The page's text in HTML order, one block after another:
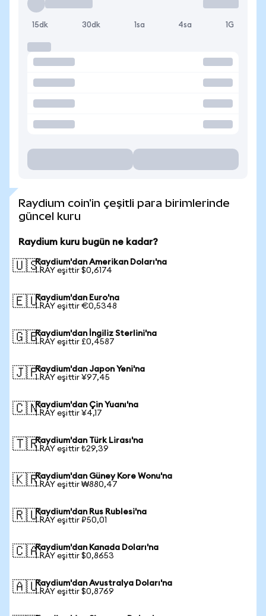
15dk 30dk 1sa 4sa 1G
Raydium coin'in çeşitli para birimlerinde
güncel kuru
Raydium kuru bugün ne kadar?
🇺🇸Raydium'dan Amerikan Doları'na
1 RAY eşittir $0,6174
🇪🇺Raydium'dan Euro'na
1 RAY eşittir €0,5348
🇬🇧Raydium'dan İngiliz Sterlini'na
1 RAY eşittir £0,4587
🇯🇵Raydium'dan Japon Yeni'na
1 RAY eşittir ¥97,45
🇨🇳Raydium'dan Çin Yuanı'na
1 RAY eşittir ¥4,17
🇹🇷Raydium'dan Türk Lirası'na
1 RAY eşittir ₺29,39
🇰🇷Raydium'dan Güney Kore Wonu'na
1 RAY eşittir ₩880,47
🇷🇺Raydium'dan Rus Rublesi'na
1 RAY eşittir ₽50,01
🇨🇦Raydium'dan Kanada Doları'na
1 RAY eşittir $0,8653
🇦🇺Raydium'dan Avustralya Doları'na
1 RAY eşittir $0,8769